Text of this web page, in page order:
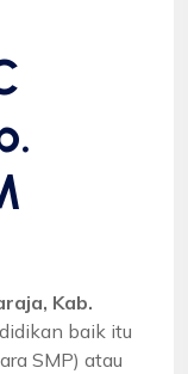
Kab.
baik itu
SMP) atau